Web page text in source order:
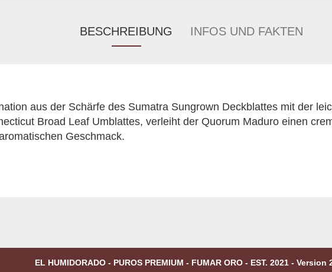
BESCHREIBUNG INFOS UND FAKTEN
aus der Schärfe des Sumatra Sungrown Deckblattes mit der
Broad Leaf Umblattes, verleiht der Quorum Maduro einen
Geschmack.
EL HUMIDORADO - PUROS PREMIUM - FUMAR ORO - EST. 2021 - Version